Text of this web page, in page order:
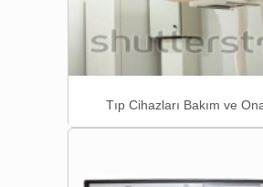
Tıp Cihazları Bakım ve